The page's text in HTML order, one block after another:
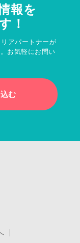
報を
！
アパートナーが
お気軽にお問い
む